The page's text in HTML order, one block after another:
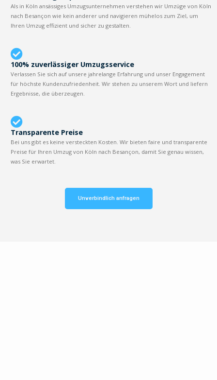
Als in Köln ansässiges Umzugsunternehmen verstehen wir Umzüge von Köln
nach Besançon wie kein anderer und navigieren mühelos zum Ziel, um
Ihren Umzug effizient und sicher zu gestalten.
100% zuverlässiger Umzugsservice
Verlassen Sie sich auf unsere jahrelange Erfahrung und unser Engagement
für höchste Kundenzufriedenheit. Wir stehen zu unserem Wort und liefern
Ergebnisse, die überzeugen.
Transparente Preise
Bei uns gibt es keine versteckten Kosten. Wir bieten faire und transparente
Preise für Ihren Umzug von Köln nach Besançon, damit Sie genau wissen,
was Sie erwartet.
Unverbindlich anfragen